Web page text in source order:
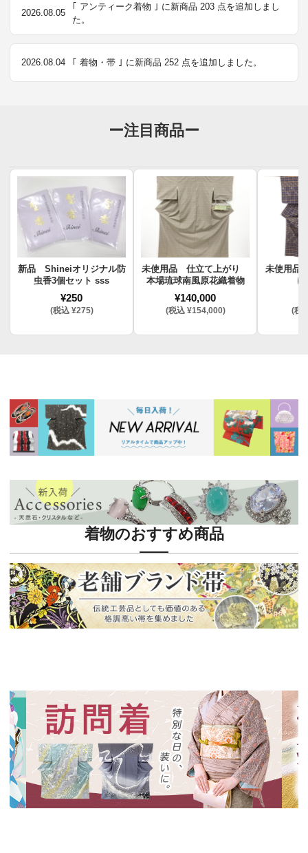
2026.08.05
｢ アンティーク着物 ｣ に新商品 203 点を追加しまし
た。
2026.08.04 ｢ 着物・帯 ｣ に新商品 252 点を追加しました。
ー注目商品ー
新品 Shineiオリジナル防
虫香3個セット sss
¥250
(税込 ¥275)
未使用品 仕立て上がり
本場琉球南風原花織着物
¥140,000
(税込 ¥154,000)
未使用品
(税
着物のおすすめ商品